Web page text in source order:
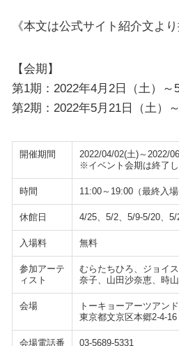
《本文は公式サイト紹介文よ
【会期】
第1期：2022年4月2日（土）～
第2期：2022年5月21日（土）
開催期間
2022/04/02(土)～2022/
※イベント会期は終了
時間 11:00～19:00（最終入
休館日 4/25、5/2、5/9-5/20、
入場料 無料
参加アーテ
ィスト
むらたちひろ、ジョイ
奈子、山田沙奈恵、時
会場
トーキョーアーツアン
東京都文京区本郷2-4-16
会場電話番
03-5689-5331